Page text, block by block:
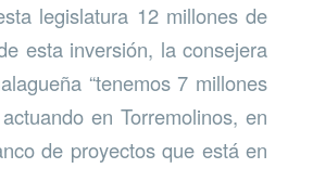
legislatura 12 millones de
esta inversión, la consejera
“tenemos 7 millones
en Torremolinos, en
de proyectos que está en